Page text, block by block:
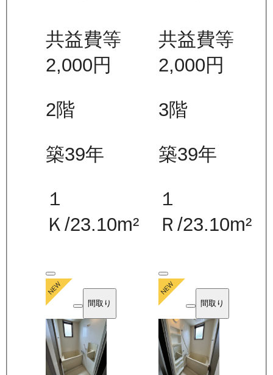
共益費等
2,000円
2階
築39年
１
Ｋ/23.10m²
共益費等
2,000円
3階
築39年
１
Ｒ /23.10m²
間取り 間取り